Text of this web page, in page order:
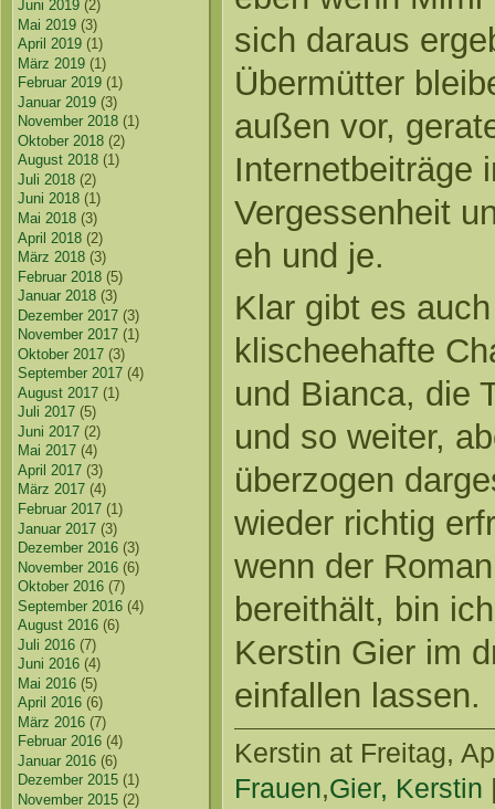
Juni 2019 (2)
Mai 2019 (3)
April 2019 (1)
März 2019 (1)
Februar 2019 (1)
Januar 2019 (3)
November 2018 (1)
Oktober 2018 (2)
August 2018 (1)
Juli 2018 (2)
Juni 2018 (1)
Mai 2018 (3)
April 2018 (2)
März 2018 (3)
Februar 2018 (5)
Januar 2018 (3)
Dezember 2017 (3)
November 2017 (1)
Oktober 2017 (3)
September 2017 (4)
August 2017 (1)
Juli 2017 (5)
Juni 2017 (2)
Mai 2017 (4)
April 2017 (3)
März 2017 (4)
Februar 2017 (1)
Januar 2017 (3)
Dezember 2016 (3)
November 2016 (6)
Oktober 2016 (7)
September 2016 (4)
August 2016 (6)
Juli 2016 (7)
Juni 2016 (4)
Mai 2016 (5)
April 2016 (6)
März 2016 (7)
Februar 2016 (4)
Januar 2016 (6)
Dezember 2015 (1)
November 2015 (2)
sich daraus
Übermütter
außen vor,
Internetbeiträge
Vergessenheit
eh und je.
Klar gibt es
klischeehafte
und Bianca, die
und so weiter,
überzogen
wieder richtig
wenn der
bereithält, bin
Kerstin Gier im
einfallen lassen.
Kerstin at Freitag,
Frauen,Gier, Kerstin